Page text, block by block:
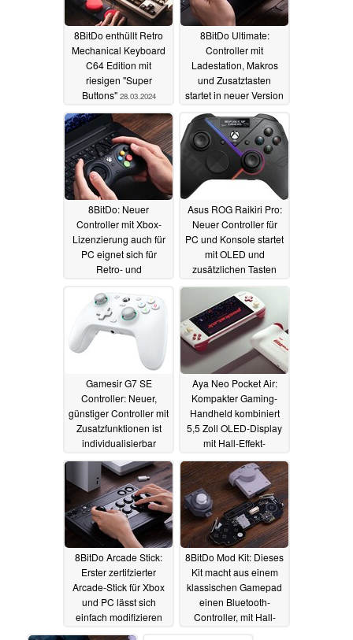
8BitDo enthüllt Retro
Mechanical Keyboard
C64 Edition mit
riesigen "Super
Buttons" 28.03.2024
8BitDo Ultimate:
Controller mit
Ladestation, Makros
und Zusatztasten
startet in neuer Version
und ist an vielen
Plattformen nutzbar
18.01.2024
8BitDo: Neuer
Controller mit Xbox-
Lizenzierung auch für
PC eignet sich für
Retro- und
Asus ROG Raikiri Pro:
Neuer Controller für
PC und Konsole startet
mit OLED und
zusätzlichen Tasten
03.08.2023
Gamesir G7 SE
Controller: Neuer,
günstiger Controller mit
Zusatzfunktionen ist
individualisierbar
19.07.2023
Aya Neo Pocket Air:
Kompakter Gaming-
Handheld kombiniert
5,5 Zoll OLED-Display
mit Hall-Effekt-
Joysticks05.07.2023
8BitDo Arcade Stick:
Erster zertifzierter
Arcade-Stick für Xbox
und PC lässt sich
einfach modifizieren
04.06.2023
8BitDo Mod Kit: Dieses
Kit macht aus einem
klassischen Gamepad
einen Bluetooth-
Controller, mit Hall-